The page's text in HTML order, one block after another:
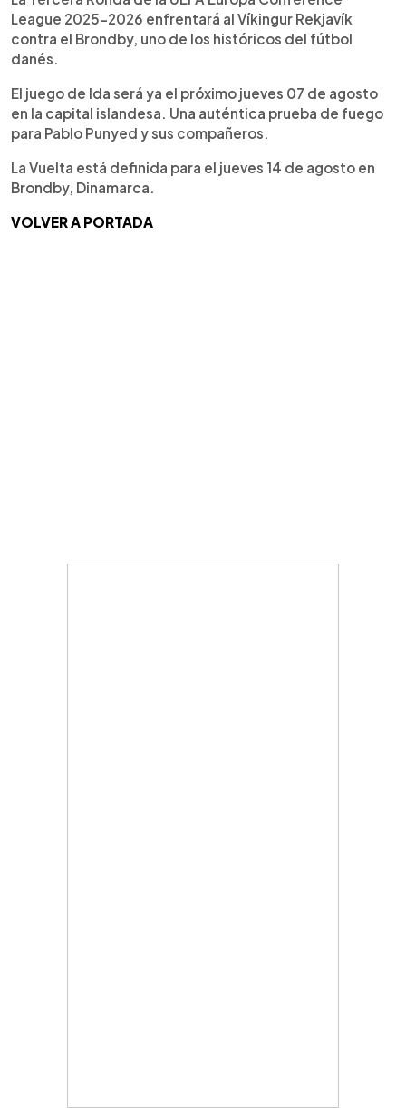
League 2025-2026 enfrentará al Víkingur Rekjavík
contra el Brondby, uno de los históricos del fútbol
danés.
El juego de Ida será ya el próximo jueves 07 de agosto
en la capital islandesa. Una auténtica prueba de fuego
para Pablo Punyed y sus compañeros.
La Vuelta está definida para el jueves 14 de agosto en
Brondby, Dinamarca.
VOLVER A PORTADA